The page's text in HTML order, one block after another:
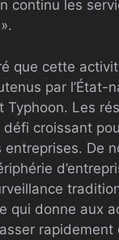
continu les
que cette
par l’État-
Typhoon. Les
croissant
De
qui donne aux
rapidement